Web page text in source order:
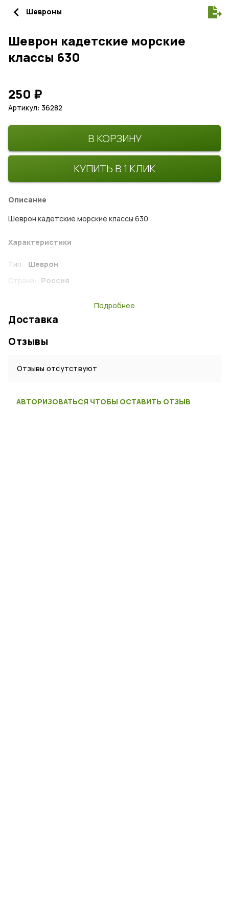
navigate_before Шевроны
250 ₽
Шеврон кадетские морские
классы 630
Артикул: 36282
В КОРЗИНУ
КУПИТЬ В 1 КЛИК
Описание
Шеврон кадетские морские классы 630
Характеристики
Тип: Шеврон
Страна: Россия
Подробнее
Доставка
Отзывы
Отзывы отсутствуют
АВТОРИЗОВАТЬСЯ ЧТОБЫ ОСТАВИТЬ ОТЗЫВ